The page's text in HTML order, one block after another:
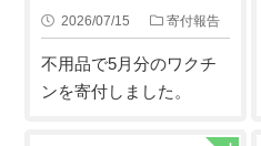
2026/07/15 寄付報告
不用品で5月分のワクチ
ンを寄付しました。